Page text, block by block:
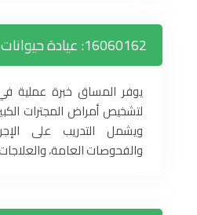
16060162: عيادة حيوانات كبيرة [1 ساعات]
يوفر المساق خبرة عملية في
لتشخيص أمراض المجترات
ويشمل التدريب على
والفحوصات العامة،